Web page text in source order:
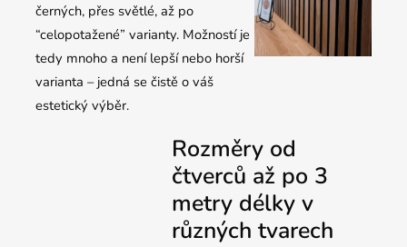
černých, přes světlé, až po
“celopotažené” varianty. Možností je
tedy mnoho a není lepší nebo horší
varianta – jedná se čistě o váš
estetický výběr.
Rozměry od
čtverců až po 3
metry délky v
různých tvarech